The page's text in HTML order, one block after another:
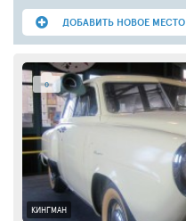
ДОБАВИТЬ НОВОЕ МЕСТО
0
КИНГМАН